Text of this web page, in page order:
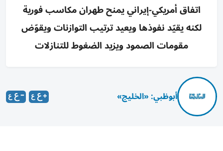
اتفاق أمريكي-إيراني يمنح طهران مكاسب فورية
لكنه يقيّد نفوذها ويعيد ترتيب التوازنات ويقوّض
مقومات الصمود ويزيد الضغوط للتنازلات
أبوظبي: «الخليج»